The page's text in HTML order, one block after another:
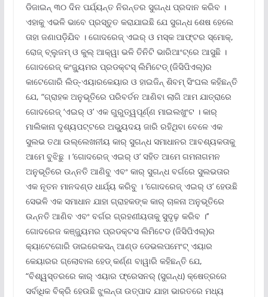
ଡିଜାଇନ୍ ୩୦ ଦିନ ପର୍ଯ୍ୟନ୍ତ ନିରନ୍ତର ସୁଗନ୍ଧ ପ୍ରଦାନ କରିବ ।
ଏହାକୁ ଏଭଳି ଭାବେ ପ୍ରସ୍ତୁତ କରାଯାଇଛି ଯେ ସୁଗନ୍ଧ ଶେଷ ହେଲେ
ତାହା ଜଣାପଡ଼ିଯିବ । ଗୋଦରେଜ୍ ଏଇର୍ ଓ ମସ୍କ ଆଫ୍ଟର ସ୍ମୋକ୍‌,
ରୋଜ୍ ବ୍ଲୁଜମ୍ ଓ କୁଲ୍ ଆକ୍ୱା ଭଳି ତିନିଟି ଭାରିଆଂଟ୍‌ରେ ଆସୁଛି ।
ଗୋଦରେଜ୍ କଂଜ୍ୟୁମର ପ୍ରଡକ୍ଟସ୍ ଲିମିଟେଡ୍ (ଜିସିପିଏଲ୍‌)ର
କାଟେଗୋରି ଲିଡ୍‌-ଏୟାରକେୟାର ଓ ହାଇଜିନ୍ ଶିବମ୍ ସିଂଘଲ କହିଛନ୍ତି
ଯେ, “ଗ୍ରାହକ ଅନୁଭୂତିରେ ପରିବର୍ତନ ଆଣିବା ଲାଗି ଆମ ଯାତ୍ରାରେ
ଗୋଦରେଜ୍ ‘ଏଇର୍ ଓ’ ଏକ ଗୁରୁତ୍ୱପୂର୍ଣ୍ଣ ମାଇଲଖୁଂଟ । କାର୍
ମାଲିକାନା ଦୃଶ୍ୟପଟ୍ଟରେ ଅଭ୍ୟୁଦୟ ଜାରି ରହିଥିବା ବେଳେ ଏକ
ସୁଲଭ ତଥା ଉଲ୍ଲେଖନୀୟ କାର୍ ସୁଗନ୍ଧ ସମାଧାନର ଆବଶ୍ୟକତାକୁ
ଆମେ ବୁଝିଛୁ । ‘ଗୋଦରେଜ୍ ଏଇର୍ ଓ’ ସହିତ ଆମେ ଗମନାଗମନ
ଅନୁଭୂତିରେ ଉନ୍ନତି ଆଣିବୁ ଏବଂ କାର୍ ସୁଗନ୍ଧ ବର୍ଗରେ ସୁଲଭତାର
ଏକ ନୂତନ ମାନଦଣ୍ଡ ଧାର୍ଯ୍ୟ କରିବୁ । ‘ଗୋଦରେଜ୍ ଏଇର୍ ଓ’ ହେଉଛି
ସେଭଳି ଏକ ସମାଧାନ ଯାହା ଗ୍ରାହକଙ୍କ କାର୍ ଚାଳନା ଅନୁଭୂତିରେ
ଉନ୍ନତି ଆଣିବ ଏବଂ ବର୍ଗର ଗ୍ରହଣୀୟତାକୁ ସୁଦୃଢ଼ କରିବ ।’’
ଗୋଦରେଜ କଞ୍ଜ୍ୟୁମର ପ୍ରଡକ୍ଟସ ଲିମିଟେଡ (ଜିସିପିଏଲ୍‌)ର
କ୍ୟାଟେଗୋରି ଡାଇରେକସନ୍ ଆଣ୍ଡ ଡେଭଲପମେଂଟ୍ ଏୟାର
କେୟାରର ଗ୍ଲୋବାଲ ହେଡ୍ କର୍ଣ୍ଣ ବାୱାରି କହିଛନ୍ତି ଯେ,
“ବିଶ୍ୱସ୍ତରରେ କାର୍ ଏୟାର ଫ୍ରେସନର୍ (ସୁଗନ୍ଧ) କ୍ଷେତ୍ରରେ
ସର୍ବାଧିକ ବିକ୍ରି ହେଉଛି ଝୁଲନ୍ତା ଉତ୍ପାଦ ଯାହା ଭାରତରେ ମଧ୍ୟ